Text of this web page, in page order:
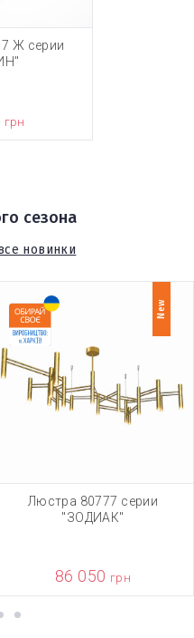
Ж серии
грн
сезона
новинки
New
Люстра 80777 серии
"ЗОДИАК"
86 050 грн
4